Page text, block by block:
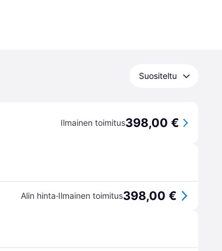
Suositeltu
Ilmainen toimitus398,00 €
Alin hinta·Ilmainen toimitus398,00 €